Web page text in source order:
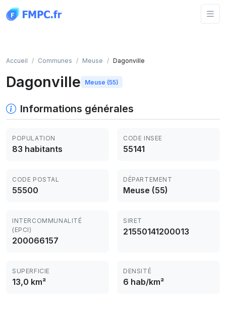
Accueil Communes Meuse Dagonville
Dagonville Meuse (55)
Informations générales
POPULATION
83 habitants
CODE INSEE
55141
CODE POSTAL
55500
DÉPARTEMENT
Meuse (55)
INTERCOMMUNALITÉ
(EPCI)
200066157
SIRET
21550141200013
SUPERFICIE
13,0 km²
DENSITÉ
6 hab/km²
Panneau de gestion des cookies